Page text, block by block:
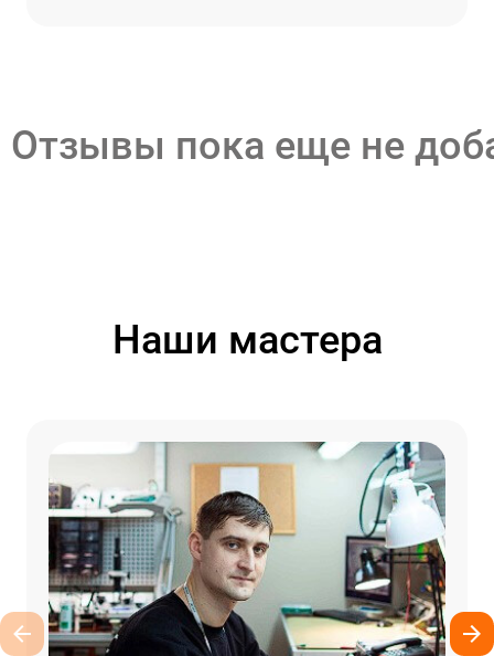
Отзывы пока еще не
Наши мастера